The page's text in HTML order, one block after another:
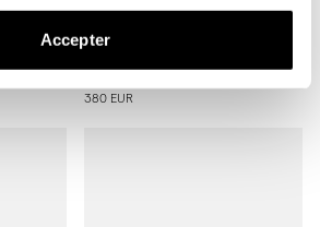
Accepter
380 EUR